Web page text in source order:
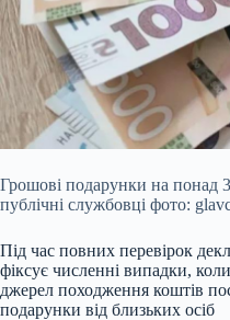
Грошові подарунки на понад
публічні службовці фото:
Під час повних перевірок
фіксує численні випадки,
джерел походження коштів
подарунки від близьких осіб